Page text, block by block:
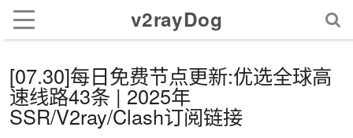
v2rayDog
[07.30]每日免费节点更新:优选全球高
速线路43条 | 2025年
SSR/V2ray/Clash订阅链接